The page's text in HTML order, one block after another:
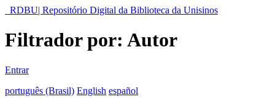
RDBU| Repositório Digital da Biblioteca da Unisinos
Filtrador por: Autor
Entrar
português (Brasil) English español